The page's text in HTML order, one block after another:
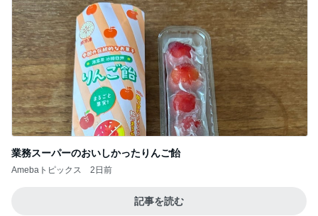
業務スーパーのおいしかったりんご飴
Amebaトピックス 2日前
記事を読む